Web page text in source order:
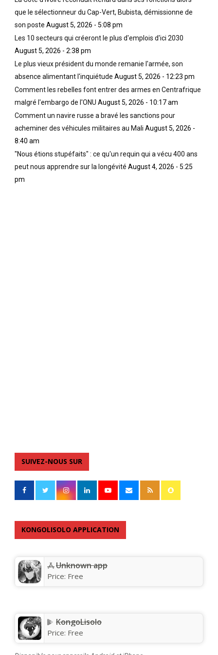
que le sélectionneur du Cap-Vert, Bubista, démissionne de
son poste August 5, 2026 - 5:08 pm
Les 10 secteurs qui créeront le plus d'emplois d'ici 2030
August 5, 2026 - 2:38 pm
Le plus vieux président du monde remanie l'armée, son
absence alimentant l'inquiétude August 5, 2026 - 12:23 pm
Comment les rebelles font entrer des armes en Centrafrique
malgré l'embargo de l'ONU August 5, 2026 - 10:17 am
Comment un navire russe a bravé les sanctions pour
acheminer des véhicules militaires au Mali August 5, 2026 -
8:40 am
"Nous étions stupéfaits" : ce qu'un requin qui a vécu 400 ans
peut nous apprendre sur la longévité August 4, 2026 - 5:25
pm
SUIVEZ-NOUS SUR
KONGOLISOLO APPLICATION
Unknown app
Price: Free
KongoLisolo
Price: Free